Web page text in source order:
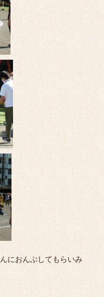
におんぶしてもらいみ